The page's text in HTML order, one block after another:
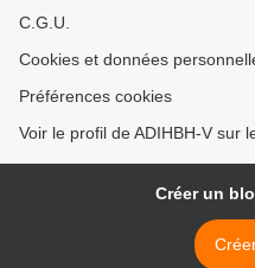
C.G.U.
Cookies et données
Préférences cookies
Voir le profil de ADIHBH-V sur
Créer un